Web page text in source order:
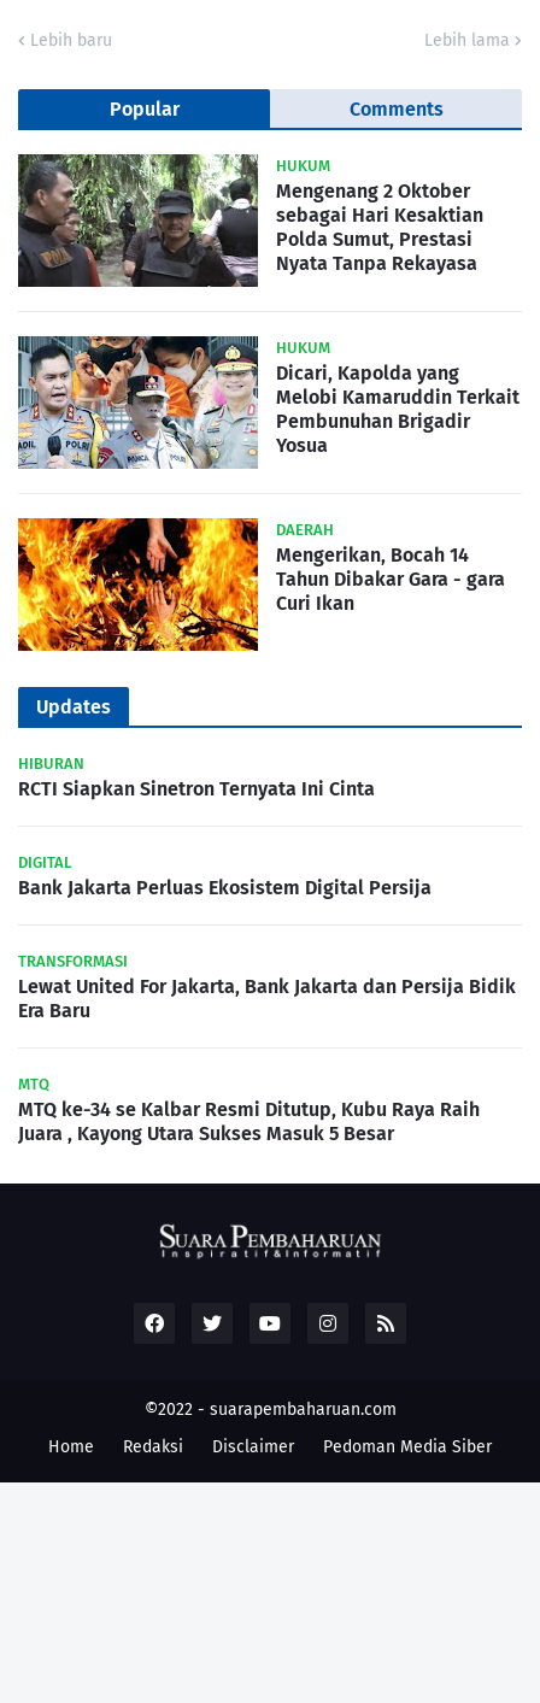
Lebih baru Lebih lama
Popular Comments
HUKUM
Mengenang 2 Oktober
sebagai Hari Kesaktian
Polda Sumut, Prestasi
Nyata Tanpa Rekayasa
HUKUM
Dicari, Kapolda yang
Melobi Kamaruddin Terkait
Pembunuhan Brigadir
Yosua
DAERAH
Mengerikan, Bocah 14
Tahun Dibakar Gara - gara
Curi Ikan
Updates
HIBURAN
RCTI Siapkan Sinetron Ternyata Ini Cinta
DIGITAL
Bank Jakarta Perluas Ekosistem Digital Persija
TRANSFORMASI
Lewat United For Jakarta, Bank Jakarta dan Persija Bidik
Era Baru
MTQ
MTQ ke-34 se Kalbar Resmi Ditutup, Kubu Raya Raih
Juara , Kayong Utara Sukses Masuk 5 Besar
©2022 - suarapembaharuan.com
Home
Redaksi Disclaimer Pedoman Media Siber